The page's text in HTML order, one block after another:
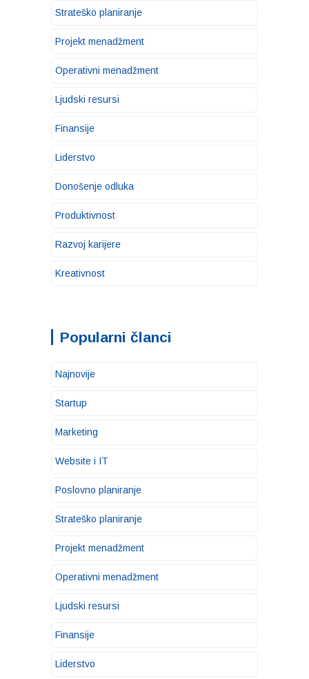
Strateško planiranje
Projekt menadžment
Operativni menadžment
Ljudski resursi
Finansije
Liderstvo
Donošenje odluka
Produktivnost
Razvoj karijere
Kreativnost
Popularni članci
Najnovije
Startup
Marketing
Website i IT
Poslovno planiranje
Strateško planiranje
Projekt menadžment
Operativni menadžment
Ljudski resursi
Finansije
Liderstvo